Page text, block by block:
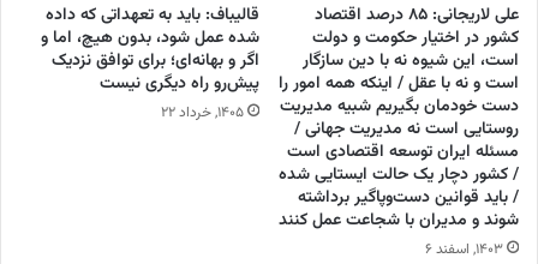
علی لاریجانی: ۸۵ درصد اقتصاد
کشور در اختیار حکومت و دولت
است، این شیوه نه با دین سازگار
است و نه با عقل / اینکه همه امور را
دست خودمان بگیریم شبیه مدیریت
روستایی است نه مدیریت جهانی /
مسئله ایران توسعه اقتصادی است
/ کشور دچار یک حالت ایستایی شده
/ باید قوانین دست‌وپاگیر برداشته
شوند و مدیران با شجاعت عمل کنند
۱۴۰۳, اسفند ۶
قالیباف: باید به تعهداتی که داده
شده عمل شود، بدون هیچ، اما و
اگر و بهانه‌ای؛ برای توافق نزدیک
پیش‌رو راه دیگری نیست
۱۴۰۵, خرداد ۲۲